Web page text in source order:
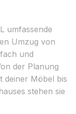
umfassende
Umzug von
und
der Planung
deiner Möbel bis
stehen sie